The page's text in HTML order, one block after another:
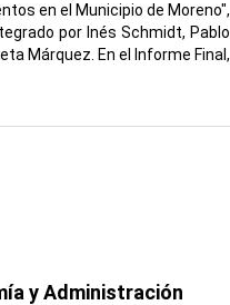
en el Municipio de Moreno",
por Inés Schmidt, Pablo
Márquez. En el Informe Final,
y Administración